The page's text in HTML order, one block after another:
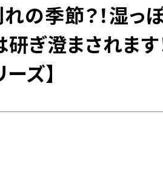
の季節？！湿っ
ぎ澄まされます
ズ】
098-
【anrio MAR】営業時間